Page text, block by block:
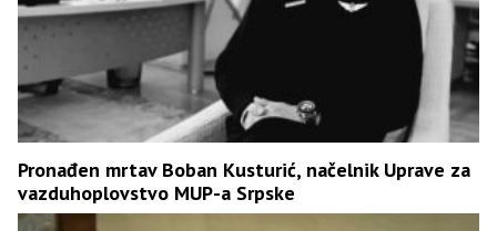
Pronađen mrtav Boban Kusturić, načelnik Uprave za
vazduhoplovstvo MUP-a Srpske